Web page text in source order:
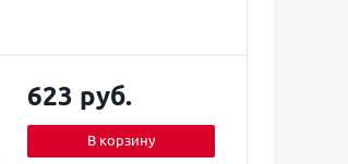
623 руб.
В корзину